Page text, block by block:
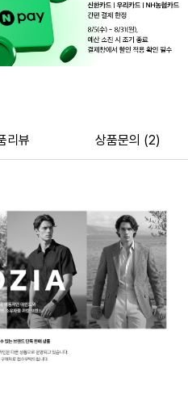
리뷰 상품문의 (2)